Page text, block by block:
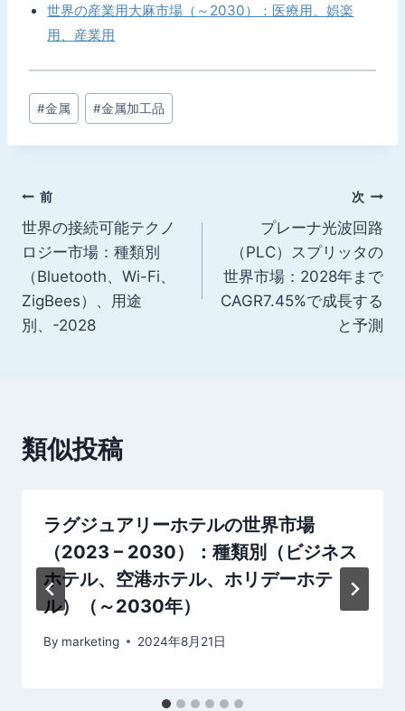
世界の産業用大麻市場（～2030）：医療用、娯楽
用、産業用
投
稿
タ
#金属 #金属加工品
投
稿
ナ
ビ
シ
ョ
前
世界の接続可能テクノ
ロジー市場：種類別
（Bluetooth、Wi-Fi、
ZigBees）、用途
別、-2028
次
プレーナ光波回路
（PLC）スプリッタの
世界市場：2028年まで
CAGR7.45%で成長する
と予測
類似投稿
ラグジュアリーホテルの世界市場
（2023 – 2030）：種類別（ビジネス
ホテル、空港ホテル、ホリデーホテ
ル）（～2030年）
By marketing 2024年8月21日